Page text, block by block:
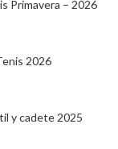
Primavera – 2026
2026
y cadete 2025